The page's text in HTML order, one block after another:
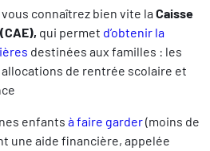
connaîtrez bien vite la Caisse
qui permet d’obtenir la
destinées aux familles : les
de rentrée scolaire et
enfants à faire garder(moins de
une aide financière, appelée